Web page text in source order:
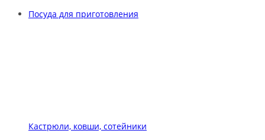
Посуда для приготовления
Кастрюли, ковши, сотейники